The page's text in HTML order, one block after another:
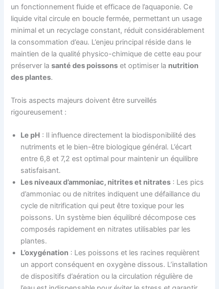
un fonctionnement fluide et efficace de l’aquaponie. Ce
liquide vital circule en boucle fermée, permettant un usage
minimal et un recyclage constant, réduit considérablement
la consommation d’eau. L’enjeu principal réside dans le
maintien de la qualité physico-chimique de cette eau pour
préserver lasanté des poissons et optimiser la nutrition
des plantes.
Trois aspects majeurs doivent être surveillés
rigoureusement :
Le pH : Il influence directement la biodisponibilité des
nutriments et le bien-être biologique général. L’écart
entre 6,8 et 7,2 est optimal pour maintenir un équilibre
satisfaisant.
Les niveaux d’ammoniac, nitrites et nitrates : Les pics
d’ammoniac ou de nitrites indiquent une défaillance du
cycle de nitrification qui peut être toxique pour les
poissons. Un système bien équilibré décompose ces
composés rapidement en nitrates utilisables par les
plantes.
L’oxygénation : Les poissons et les racines requièrent
un apport conséquent en oxygène dissous. L’installation
de dispositifs d’aération ou la circulation régulière de